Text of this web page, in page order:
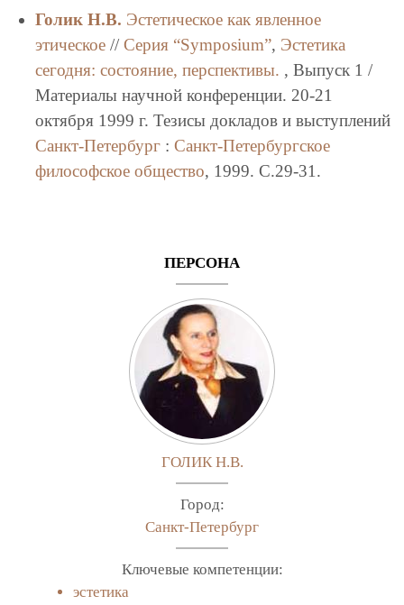
Голик Н.В. Эстетическое как явленное
этическое// Серия “Symposium”, Эстетика
сегодня: состояние, перспективы. , Выпуск 1 /
Материалы научной конференции. 20-21
октября 1999 г. Тезисы докладов и выступлений
Санкт-Петербург: Санкт-Петербургское
философское общество, 1999. C.29-31.
ПЕРСОНА
ГОЛИК Н.В.
Город:
Санкт-Петербург
Ключевые компетенции:
эстетика